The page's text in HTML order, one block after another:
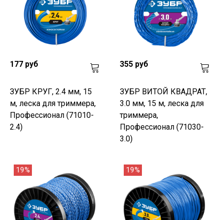
177 руб
ЗУБР КРУГ, 2.4 мм, 15
м, леска для триммера,
Профессионал (71010-
2.4)
355 руб
ЗУБР ВИТОЙ КВАДРАТ,
3.0 мм, 15 м, леска для
триммера,
Профессионал (71030-
3.0)
19% 19%